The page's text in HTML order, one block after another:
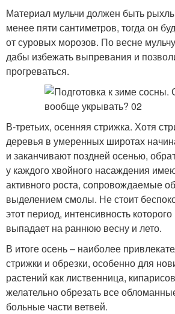
Материал мульчи должен быть
менее пяти сантиметров, тогда он
от суровых морозов. По весне
дабы избежать выпревания и
прогреваться.
В-третьих, осенняя стрижка. Хотя
деревья в умеренных широтах
и заканчивают поздней осенью,
у каждого хвойного насаждения
активного роста, сопровождаемые
выделением смолы. Не стоит
этот период, интенсивность
выпадает на раннюю весну и лето.
В итоге осень – наиболее
стрижки и обрезки, особенно для
растений как лиственница,
желательно обрезать все
больные части ветвей.